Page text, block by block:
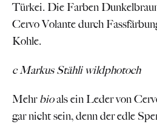
Türkei. Die Farben
Cervo Volante durch
Kohle.
c Markus Stähli wildphotoch
Mehrbioals ein Leder von
gar nicht sein, denn der edle